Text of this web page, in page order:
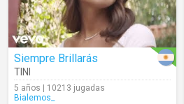
Siempre Brillarás
TINI
5 años | 10213 jugadas
Bialemos_